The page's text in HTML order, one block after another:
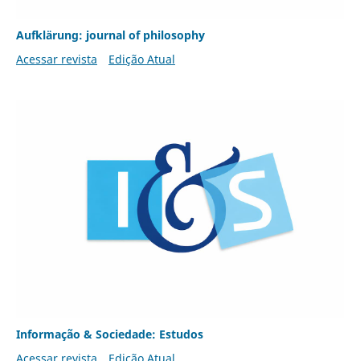
Aufklärung: journal of philosophy
Acessar revista
Edição Atual
Informação & Sociedade: Estudos
Acessar revista
Edição Atual